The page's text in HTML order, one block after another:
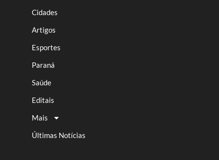
Cidades
Artigos
Esportes
Paraná
Saúde
Editais
Mais
Últimas Notícias